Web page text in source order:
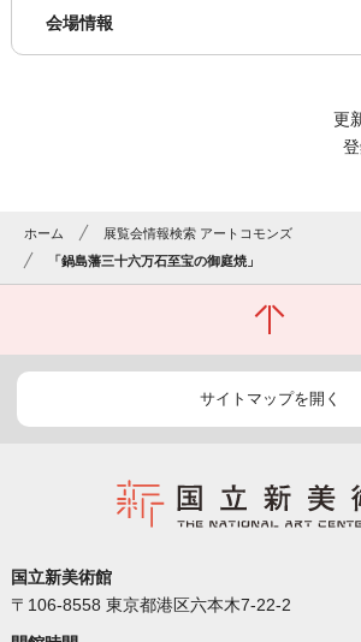
会場情報
更
ホーム
展覧会情報検索 アートコモンズ
「鍋島藩三十六万石至宝の御庭焼」
サイトマップを開く
国立新美術館
〒106-8558 東京都港区六本木7-22-2